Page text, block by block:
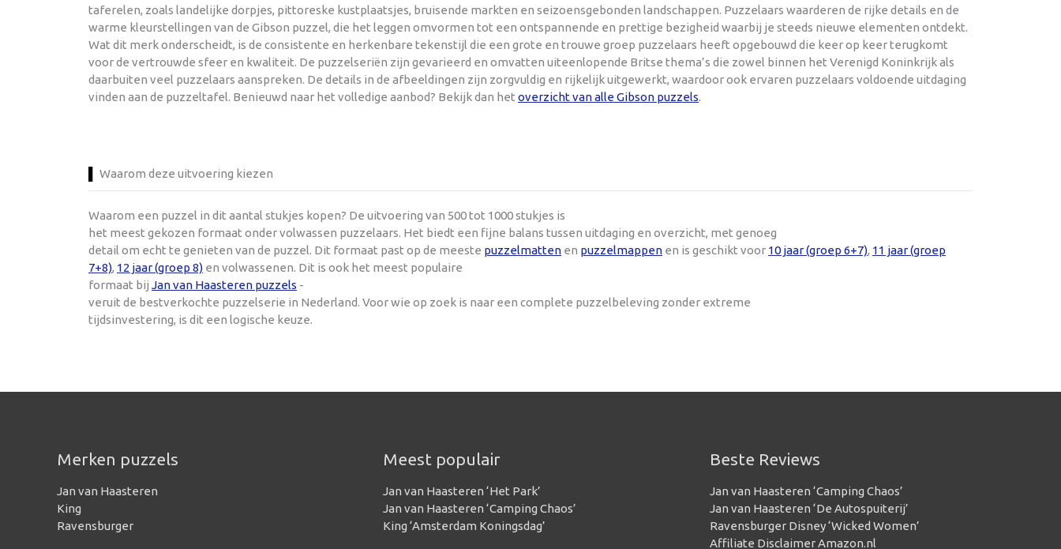
taferelen, zoals landelijke dorpjes, pittoreske kustplaatsjes, bruisende markten en seizoensgebonden landschappen. Puzzelaars waarderen de rijke details en de
warme kleurstellingen van de Gibson puzzel, die het leggen omvormen tot een ontspannende en prettige bezigheid waarbij je steeds nieuwe elementen ontdekt.
Wat dit merk onderscheidt, is de consistente en herkenbare tekenstijl die een grote en trouwe groep puzzelaars heeft opgebouwd die keer op keer terugkomt
voor de vertrouwde sfeer en kwaliteit. De puzzelseriën zijn gevarieerd en omvatten uiteenlopende Britse thema’s die zowel binnen het Verenigd Koninkrijk als
daarbuiten veel puzzelaars aanspreken. De details in de afbeeldingen zijn zorgvuldig en rijkelijk uitgewerkt, waardoor ook ervaren puzzelaars voldoende uitdaging
vinden aan de puzzeltafel. Benieuwd naar het volledige aanbod? Bekijk dan het overzicht van alle Gibson puzzels.
Waarom deze uitvoering kiezen
Waarom een puzzel in dit aantal stukjes kopen? De uitvoering van 500 tot 1000 stukjes is
het meest gekozen formaat onder volwassen puzzelaars. Het biedt een fijne balans tussen uitdaging en overzicht, met genoeg
detail om echt te genieten van de puzzel. Dit formaat past op de meeste puzzelmatten en puzzelmappen en is geschikt voor 10 jaar (groep 6+7), 11 jaar (groep
7+8), 12 jaar (groep 8) en volwassenen. Dit is ook het meest populaire
formaat bij Jan van Haasteren puzzels -
veruit de bestverkochte puzzelserie in Nederland. Voor wie op zoek is naar een complete puzzelbeleving zonder extreme
tijdsinvestering, is dit een logische keuze.
Merken puzzels
Jan van Haasteren
King
Ravensburger
Meest populair
Jan van Haasteren ‘Het Park’
Jan van Haasteren ‘Camping Chaos’
King ‘Amsterdam Koningsdag’
Beste Reviews
Jan van Haasteren ‘Camping Chaos’
Jan van Haasteren ‘De Autospuiterij’
Ravensburger Disney ‘Wicked Women’
Affiliate Disclaimer Amazon.nl